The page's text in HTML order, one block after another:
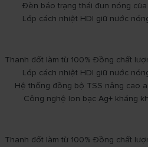
Đèn báo trạng thái đun nóng của
Lớp cách nhiệt HDI giữ nước
Thanh đốt làm từ 100% Đồng chất
Lớp cách nhiệt HDI giữ nước
Hệ thống đồng bộ TSS nâng cao
Công nghệ Ion bạc Ag+ kháng
Thanh đốt làm từ 100% Đồng chất